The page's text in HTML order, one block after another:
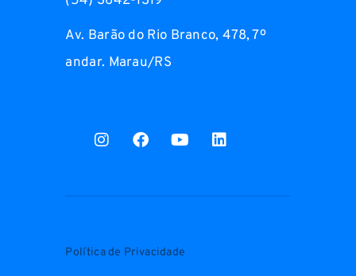
Av. Barão do Rio Branco, 478, 7º
andar. Marau/RS
Política de Privacidade